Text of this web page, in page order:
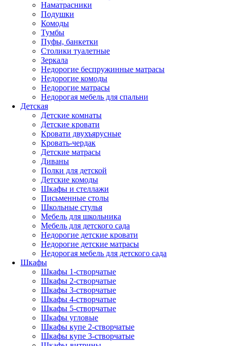
Наматрасники
Подушки
Комоды
Тумбы
Пуфы, банкетки
Столики туалетные
Зеркала
Недорогие беспружинные матрасы
Недорогие комоды
Недорогие матрасы
Недорогая мебель для спальни
Детская
Детские комнаты
Детские кровати
Кровати двухъярусные
Кровать-чердак
Детские матрасы
Диваны
Полки для детской
Детские комоды
Шкафы и стеллажи
Письменные столы
Школьные стулья
Мебель для школьника
Мебель для детского сада
Недорогие детские кровати
Недорогие детские матрасы
Недорогая мебель для детского сада
Шкафы
Шкафы 1-створчатые
Шкафы 2-створчатые
Шкафы 3-створчатые
Шкафы 4-створчатые
Шкафы 5-створчатые
Шкафы угловые
Шкафы купе 2-створчатые
Шкафы купе 3-створчатые